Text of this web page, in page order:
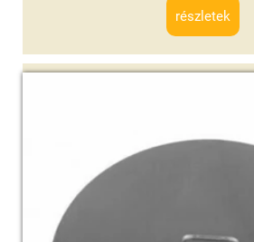
részletek